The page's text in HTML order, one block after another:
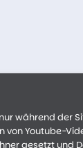
während der
Youtube-
gesetzt und